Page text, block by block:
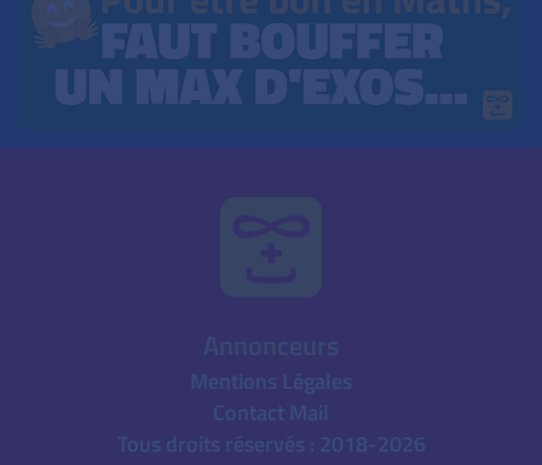
Mentions Légales
Contact Mail
Tous droits réservés : 2018-2026